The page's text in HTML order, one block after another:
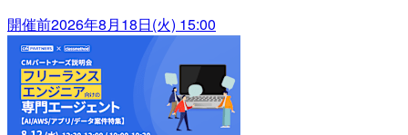
開催前2026年8月18日(火) 15:00